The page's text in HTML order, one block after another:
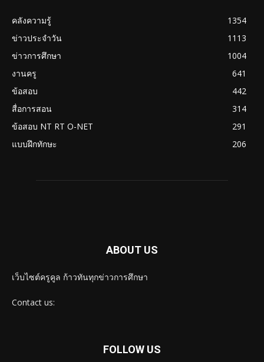
คลังความรู้
1354
ข่าวประจำวัน
1113
ข่าวการศึกษา
1004
งานครู
641
ข้อสอบ
442
สื่อการสอน
314
ข้อสอบ NT RT O-NET
291
แบบฝึกทักษะ
206
ABOUT US
เว็บไซต์ครูคูล ก้าวทันทุกข่าวการศึกษา
Contact us:
FOLLOW US